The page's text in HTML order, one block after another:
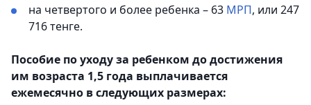
на четвертого и более ребенка – 63 МРП, или 247
716 тенге.
Пособие по уходу за ребенком до достижения
им возраста 1,5 года выплачивается
ежемесячно в следующих размерах: